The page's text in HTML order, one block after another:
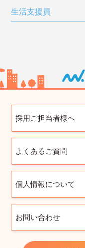
生活支援員
採用ご担当者様へ
よくあるご質問
個人情報について
お問い合わせ